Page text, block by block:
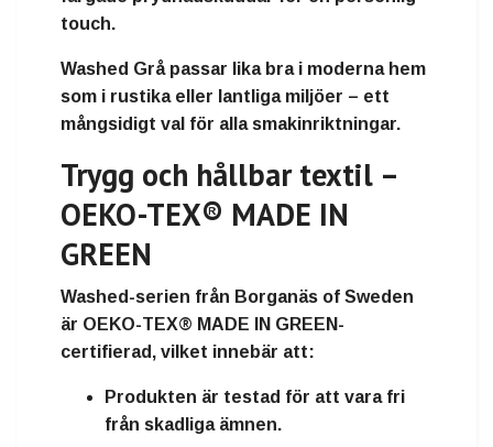
touch.
Washed Grå passar lika bra i moderna hem
som i rustika eller lantliga miljöer – ett
mångsidigt val för alla smakinriktningar.
Trygg och hållbar textil –
OEKO-TEX® MADE IN
GREEN
Washed-serien från Borganäs of Sweden
är OEKO-TEX® MADE IN GREEN-
certifierad , vilket innebär att:
Produkten är testad för att vara fri
från skadliga ämnen.